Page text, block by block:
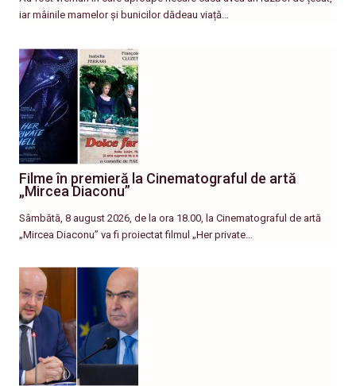
iar mâinile mamelor și bunicilor dădeau viață…
Filme în premieră la Cinematograful de artă
„Mircea Diaconu”
Sâmbătă, 8 august 2026, de la ora 18.00, la Cinematograful de artă
„Mircea Diaconu” va fi proiectat filmul „Her private…